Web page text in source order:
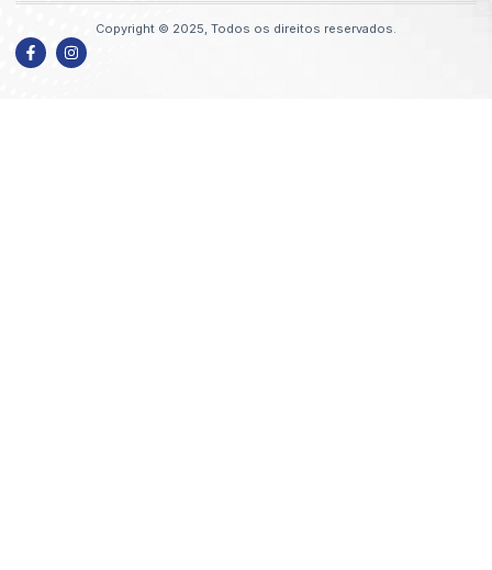
Copyright © 2025, Todos os direitos reservados.